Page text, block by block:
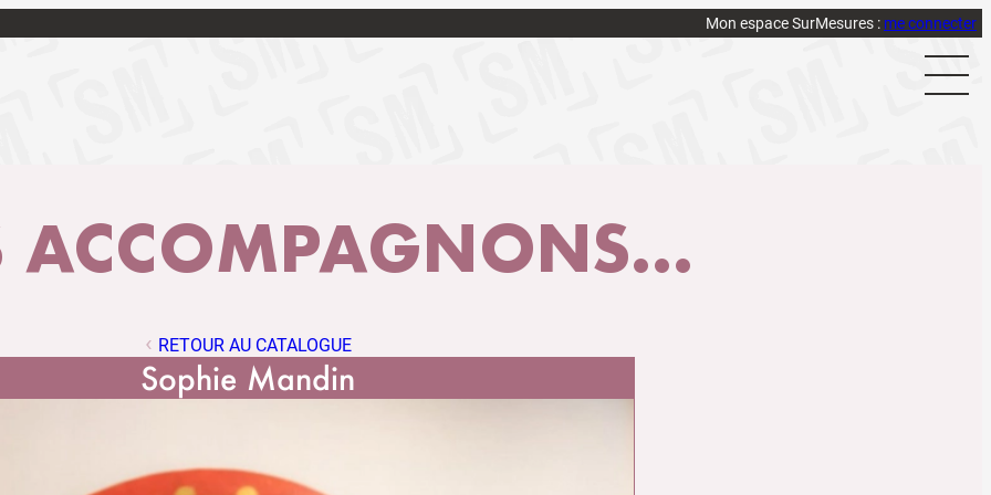
Mon espace SurMesures : me connecter
ACCOMPAGNONS...
RETOUR AU CATALOGUE
Sophie Mandin